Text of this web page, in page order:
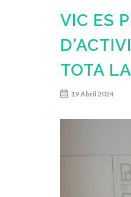
VIC ES
TOTA
19 Abril 2024